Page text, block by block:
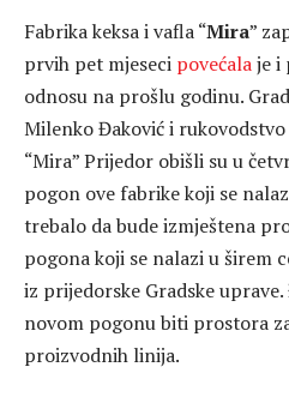
Fabrika keksa i vafla “Mira”
prvih pet mjeseci povećalaje i
odnosu na prošlu godinu.
Milenko Đaković i rukovodstvo
“Mira” Prijedor obišli su u
pogon ove fabrike koji se
trebalo da bude izmještena
pogona koji se nalazi u širem
iz prijedorske Gradske
novom pogonu biti prostora
proizvodnih linija.